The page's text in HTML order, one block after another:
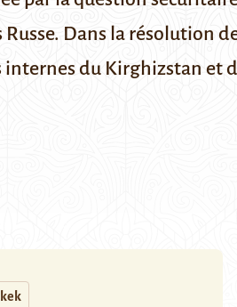
Dans la résolution
du Kirghizstan et